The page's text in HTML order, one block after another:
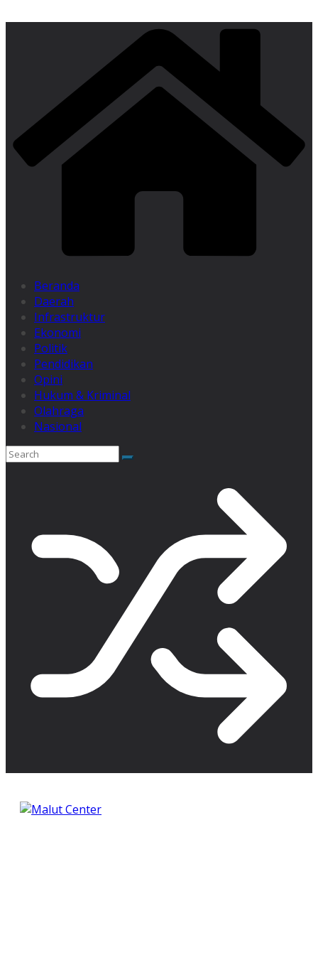
Beranda
Daerah
Infrastruktur
Ekonomi
Politik
Pendidikan
Opini
Hukum & Kriminal
Olahraga
Nasional